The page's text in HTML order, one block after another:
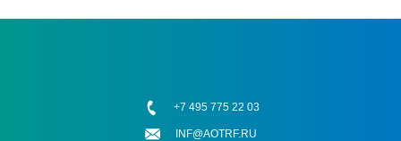
+7 495 775 22 03
INF@AOTRF.RU